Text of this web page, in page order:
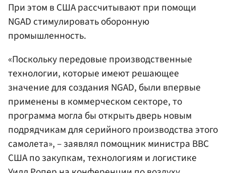
При этом в США рассчитывают при помощи
NGAD стимулировать оборонную
промышленность.
«Поскольку передовые производственные
технологии, которые имеют решающее
значение для создания NGAD, были впервые
применены в коммерческом секторе, то
программа могла бы открыть дверь новым
подрядчикам для серийного производства этого
самолета», – заявлял помощник министра ВВС
США по закупкам, технологиям и логистике